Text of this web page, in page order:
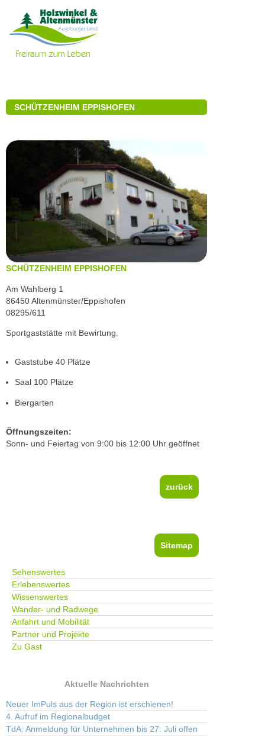
SCHÜTZENHEIM EPPISHOFEN
SCHÜTZENHEIM EPPISHOFEN
Am Wahlberg 1
86450 Altenmünster/Eppishofen
08295/611
Sportgaststätte mit Bewirtung.
Gaststube 40 Plätze
Saal 100 Plätze
Biergarten
Öffnungszeiten:
Sonn- und Feiertag von 9:00 bis 12:00 Uhr geöffnet
zurück
Sitemap
Sehenswertes
Erlebenswertes
Wissenswertes
Wander- und Radwege
Anfahrt und Mobilität
Partner und Projekte
Zu Gast
Aktuelle Nachrichten
Neuer ImPuls aus der Region ist erschienen!
4. Aufruf im Regionalbudget
TdA: Anmeldung für Unternehmen bis 27. Juli offen